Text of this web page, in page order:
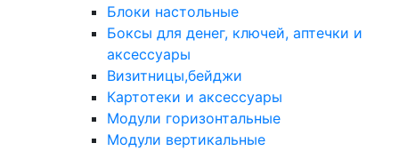
Блоки настольные
Боксы для денег, ключей, аптечки и
аксессуары
Визитницы,бейджи
Картотеки и аксессуары
Модули горизонтальные
Модули вертикальные